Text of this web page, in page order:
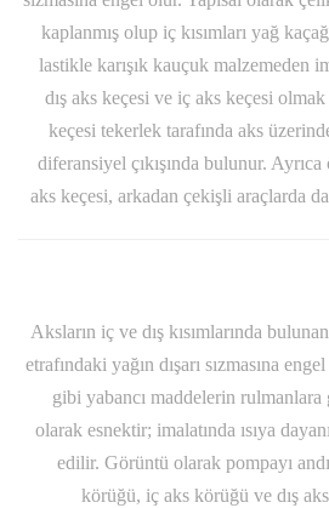
kaplanmış olup iç kısımları yağ
lastikle karışık kauçuk malzemeden
dış aks keçesi ve iç aks keçesi olmak
keçesi tekerlek tarafında aks
diferansiyel çıkışında bulunur.
aks keçesi, arkadan çekişli araçlarda
Aksların iç ve dış kısımlarında
etrafındaki yağın dışarı sızmasına
gibi yabancı maddelerin rulmanlara
olarak esnektir; imalatında ısıya
edilir. Görüntü olarak pompayı
körüğü, iç aks körüğü ve dış